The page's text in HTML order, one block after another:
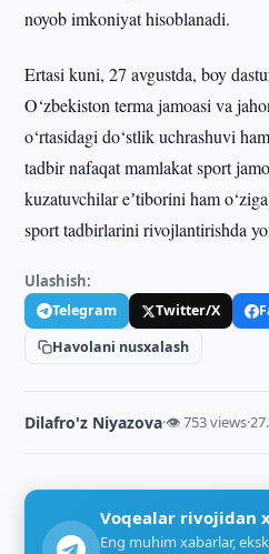
noyob imkoniyat hisoblanadi.
Ertasi kuni, 27 avgustda, boy
O‘zbekiston terma jamoasi va
o‘rtasidagi do‘stlik uchrashuvi
tadbir nafaqat mamlakat sport
kuzatuvchilar eʼtiborini ham
sport tadbirlarini rivojlantirishda
Ulashish:
Telegram Twitter/X
Havolani nusxalash
Dilafro'z Niyazova·👁 753 views·
Voqealar rivojidan
Eng muhim xabarlar,